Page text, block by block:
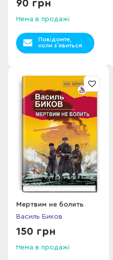
90 грн
Нема в продажі
Повідомте,
коли з`явиться
Мертвим не болить
Василь Биков
150 грн
Нема в продажі